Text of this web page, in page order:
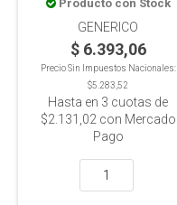
Producto con Stock
GENERICO
$ 6.393,06
Precio Sin Impuestos Nacionales:
$5.283,52
Hasta en 3 cuotas de
$2.131,02 con Mercado
Pago